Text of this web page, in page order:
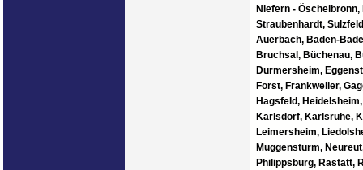
Niefern -
Straubenhardt,
Auerbach, Baden-
Bruchsal, Büchenau,
Durmersheim,
Forst, Frankweiler,
Hagsfeld,
Karlsdorf, Karlsruhe,
Leimersheim,
Muggensturm,
Philippsburg, Rastatt,